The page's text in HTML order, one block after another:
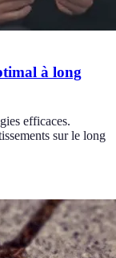
à long
efficaces.
sur le long